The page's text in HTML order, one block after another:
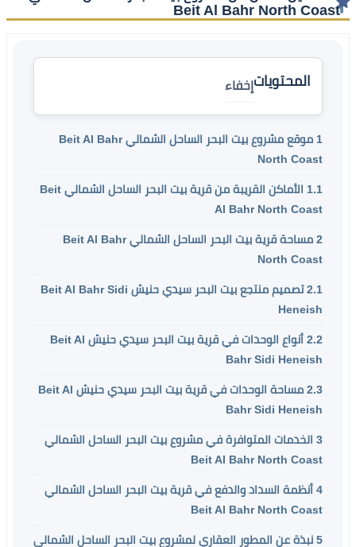
Beit Al Bahr North Coast
المحتوياتإخفاء
1
موقع مشروع بيت البحر الساحل الشمالي Beit Al Bahr
North Coast
1.1
الأماكن القريبة من قرية بيت البحر الساحل الشمالي Beit
Al Bahr North Coast
2
مساحة قرية بيت البحر الساحل الشمالي Beit Al Bahr
North Coast
2.1
تصميم منتجع بيت البحر سيدي حنيش Beit Al Bahr Sidi
Heneish
2.2
أنواع الوحدات في قرية بيت البحر سيدي حنيش Beit Al
Bahr Sidi Heneish
2.3
مساحة الوحدات في قرية بيت البحر سيدي حنيش Beit Al
Bahr Sidi Heneish
3 الخدمات المتوافرة في مشروع بيت البحر الساحل الشمالي
Beit Al Bahr North Coast
4 أنظمة السداد والدفع في قرية بيت البحر الساحل الشمالي
Beit Al Bahr North Coast
5 نبذة عن المطور العقاري لمشروع بيت البحر الساحل الشمالي